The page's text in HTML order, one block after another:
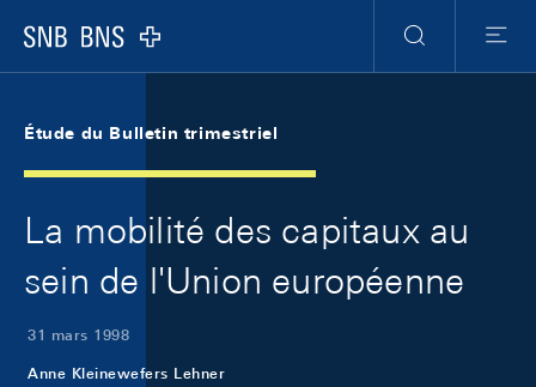
Logo
RechercheMenu
Étude du Bulletin trimestriel
La mobilité des capitaux au
sein de l'Union européenne
31 mars 1998
Anne Kleinewefers Lehner